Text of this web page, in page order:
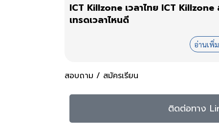
ICT Killzone เวลาไทย ICT Killzone
เทรดเวลาไหนดี
อ่านเพิ่
สอบถาม / สมัครเรียน
ติดต่อทาง